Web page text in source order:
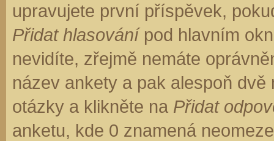
upravujete první příspěvek,
Přidat hlasovánípod hlavním
nevidíte, zřejmě nemáte
název ankety a pak alespoň
otázky a klikněte na Přidat
anketu, kde 0 znamená